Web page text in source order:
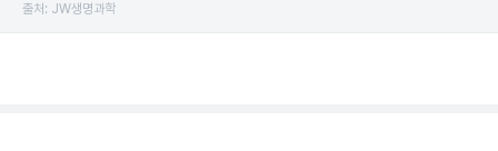
출처: JW생명과학